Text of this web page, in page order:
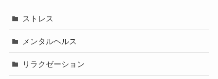
ストレス
メンタルヘルス
リラクゼーション